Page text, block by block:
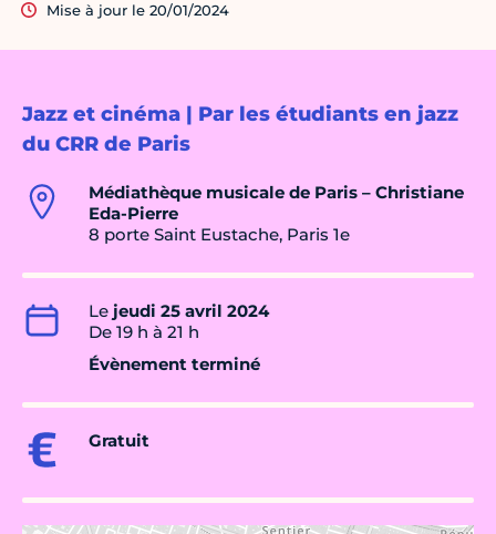
Jazz et cinéma | Par les étudiants en jazz
du CRR de Paris
Médiathèque musicale de Paris – Christiane
Eda-Pierre
8 porte Saint Eustache, Paris 1e
Le jeudi 25 avril 2024
De 19 h à 21 h
Évènement terminé
Gratuit
Mise à jour le 20/01/2024